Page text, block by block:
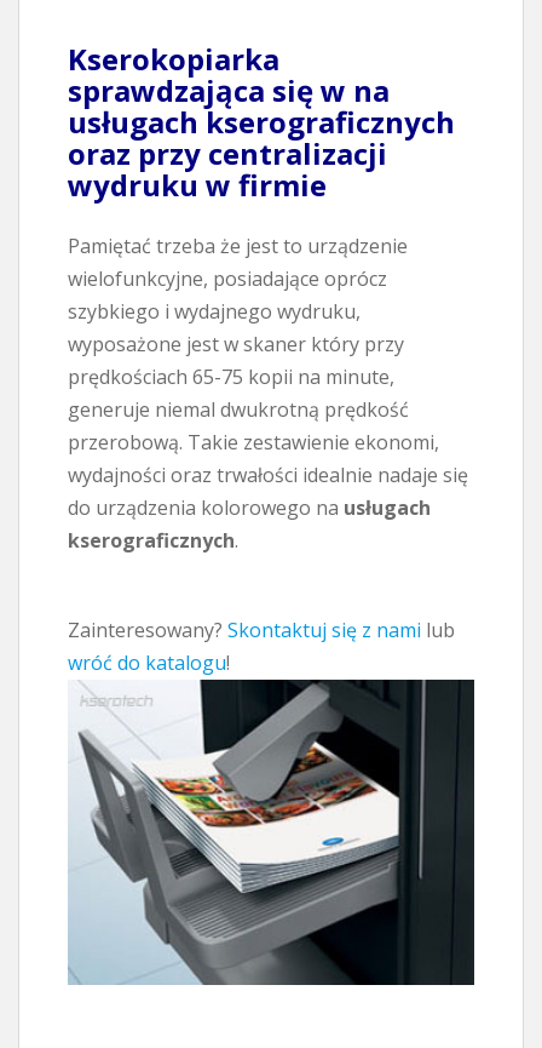
Kserokopiarka
sprawdzająca się w na
usługach kserograficznych
oraz przy centralizacji
wydruku w firmie
Pamiętać trzeba że jest to urządzenie
wielofunkcyjne, posiadające oprócz
szybkiego i wydajnego wydruku,
wyposażone jest w skaner który przy
prędkościach 65-75 kopii na minute,
generuje niemal dwukrotną prędkość
przerobową. Takie zestawienie ekonomi,
wydajności oraz trwałości idealnie nadaje się
do urządzenia kolorowego na usługach
kserograficznych.
Zainteresowany? Skontaktuj się z nami lub
wróć do katalogu!